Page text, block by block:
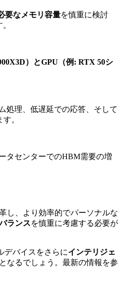
要なメモリ容量を慎重に検討
）とGPU（例: RTX 50シ
処理、低遅延での応答、そして
。
タセンターでのHBM需要の増
し、より効率的でパーソナルな
ランスを慎重に考慮する必要が
デバイスをさらにインテリジェ
なるでしょう。最新の情報を参